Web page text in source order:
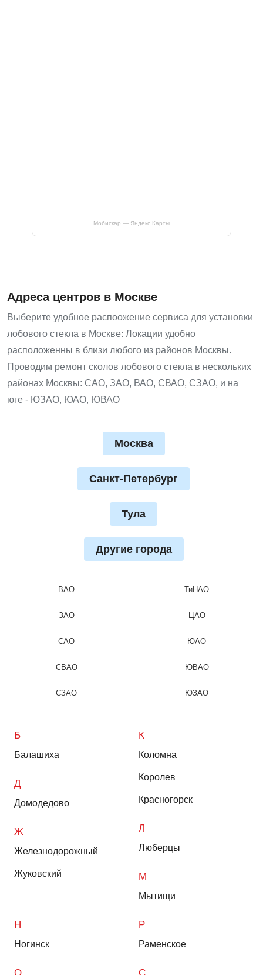
Мобискар — Яндекс.Карты
Адреса центров в Москве
Выберите удобное распоожение сервиса для установки
лобового стекла в Москве: Локации удобно
расположенны в близи любого из районов Москвы.
Проводим ремонт сколов лобового стекла в нескольких
районах Москвы: САО, ЗАО, ВАО, СВАО, СЗАО, и на
юге - ЮЗАО, ЮАО, ЮВАО
Москва
Санкт-Петербург
Тула
Другие города
ВАО
ЗАО
САО
СВАО
СЗАО
ТиНАО
ЦАО
ЮАО
ЮВАО
ЮЗАО
Б
Балашиха
Д
Домодедово
Ж
Железнодорожный
Жуковский
К
Коломна
Королев
Красногорск
Л
Люберцы
М
Мытищи
Н
Ногинск
Р
Раменское